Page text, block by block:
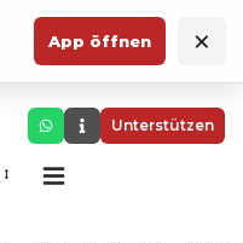
App öffnen ×
Unterstützen